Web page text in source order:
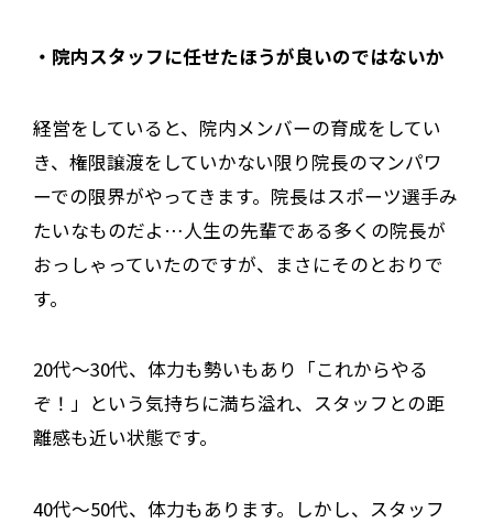
・院内スタッフに任せたほうが良いのではないか
経営をしていると、院内メンバーの育成をしてい
き、権限譲渡をしていかない限り院長のマンパワ
ーでの限界がやってきます。院長はスポーツ選手み
たいなものだよ…人生の先輩である多くの院長が
おっしゃっていたのですが、まさにそのとおりで
す。
20代〜30代、体力も勢いもあり「これからやる
ぞ！」という気持ちに満ち溢れ、スタッフとの距
離感も近い状態です。
40代〜50代、体力もあります。しかし、スタッフ